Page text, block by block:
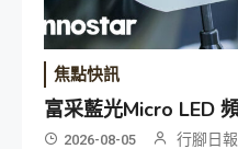
焦點快訊
富采藍光Micro LED
2026-08-05 行腳日報